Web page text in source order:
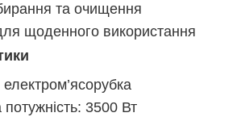
та очищення
щоденного використання
3500 Вт